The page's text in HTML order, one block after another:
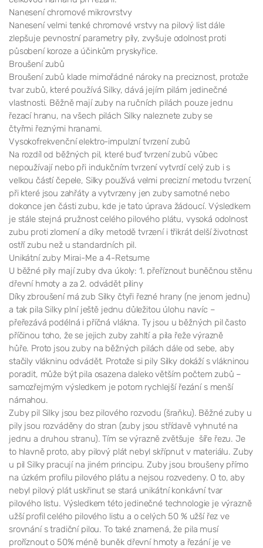
Nanesení chromové mikrovrstvy
Nanesení velmi tenké chromové vrstvy na pilový list dále
zlepšuje pevnostní parametry pily, zvyšuje odolnost proti
působení koroze a účinkům pryskyřice.
Broušení zubů
Broušení zubů klade mimořádné nároky na preciznost, protože
tvar zubů, které používá Silky, dává jejím pilám jedinečné
vlastnosti. Běžně mají zuby na ručních pilách pouze jednu
řezací hranu, na všech pilách Silky naleznete zuby se
čtyřmi řeznými hranami.
Vysokofrekvenční elektro-impulzní tvrzení zubů
Na rozdíl od běžných pil, které buď tvrzení zubů vůbec
nepoužívají nebo při indukčním tvrzení vytvrdí celý zub i s
velkou částí čepele, Silky používá velmi precizní metodu tvrzení,
při které jsou zahřáty a vytvrzeny jen zuby samotné nebo
dokonce jen části zubu, kde je tato úprava žádoucí. Výsledkem
je stále stejná pružnost celého pilového plátu, vysoká odolnost
zubu proti zlomení a díky metodě tvrzení i třikrát delší životnost
ostří zubu než u standardních pil.
Unikátní zuby Mirai-Me a 4-Retsume
U běžné pily mají zuby dva úkoly: 1. přeříznout buněčnou stěnu
dřevní hmoty a za 2. odvádět piliny
Díky zbroušení má zub Silky čtyři řezné hrany (ne jenom jednu)
a tak pila Silky plní ještě jednu důležitou úlohu navíc –
přeřezává podélná i příčná vlákna. Ty jsou u běžných pil často
příčinou toho, že se jejich zuby zahltí a pila řeže výrazně
hůře. Proto jsou zuby na běžných pilách dále od sebe, aby
stačily vlákninu odvádět. Protože si pily Silky dokáží s vlákninou
poradit, může být pila osazena daleko větším počtem zubů –
samozřejmým výsledkem je potom rychlejší řezání s menší
námahou.
Zuby pil Silky jsou bez pilového rozvodu (šraňku). Běžné zuby u
pily jsou rozváděny do stran (zuby jsou střídavě vyhnuté na
jednu a druhou stranu). Tím se výrazně zvětšuje šíře řezu. Je
to hlavně proto, aby pilový plát nebyl skřípnut v materiálu. Zuby
u pil Silky pracují na jiném principu. Zuby jsou broušeny přímo
na úzkém profilu pilového plátu a nejsou rozvedeny. O to, aby
nebyl pilový plát uskřinut se stará unikátní konkávní tvar
pilového listu. Výsledkem této jedinečné technologie je výrazně
užší profil celého pilového listu a o celých 50 % užší řez ve
srovnání s tradiční pilou. To také znamená, že pila musí
proříznout o 50% méně buněk dřevní hmoty a řezání je ve